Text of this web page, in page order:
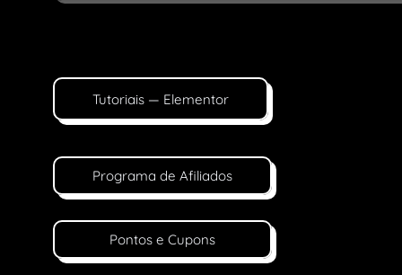
Tutoriais — Elementor
Programa de Afiliados
Pontos e Cupons